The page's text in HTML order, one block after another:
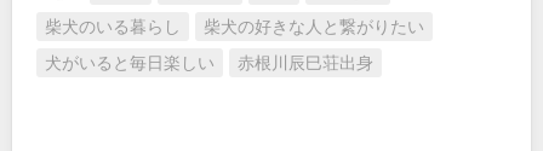
柴犬のいる暮らし
柴犬の好きな人と繋がりたい
犬がいると毎日楽しい
赤根川辰巳荘出身